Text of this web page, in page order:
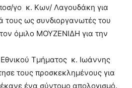
γο κ. Κων/ Λαγουδάκη για
τους ως συνδιοργανωτές του
όμιλο ΜΟΥΖΕΝΙΔΗ για την
Τμήματος κ. Ιωάννης
τους προσκεκλημένους για
ένα σύντομο απολογισμό.